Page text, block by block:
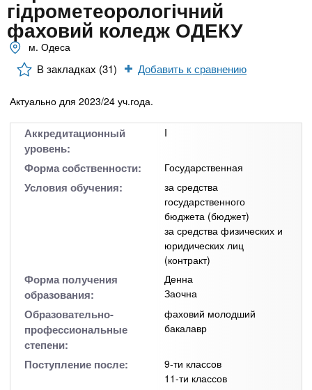
n
t
s
.
n
o
х
з
а
д
е
Онлайн курсы
гідрометеорологічний
фаховий коледж ОДЕКУ
м. Одеса
В закладках (31) Добавить к сравнению
Актуально для 2023/24 уч.года.
Аккредитационный
уровень:
I
Форма собственности: Государственная
Условия обучения:
за средства
государственного
бюджета (бюджет)
за средства физических и
юридических лиц
(контракт)
Форма получения
образования:
Денна
Заочна
Образовательно-
профессиональные
степени:
фаховий молодший
бакалавр
Поступление после:
9-ти классов
11-ти классов